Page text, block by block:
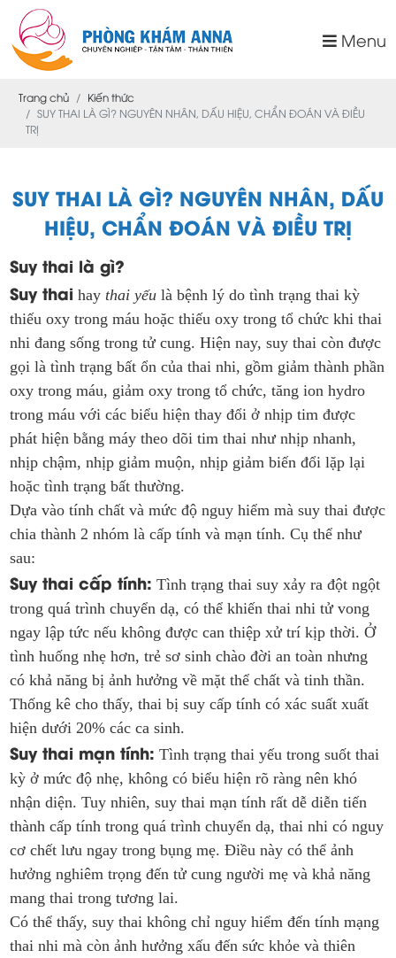
Menu
Trang chủ
Kiến thức
SUY THAI LÀ GÌ? NGUYÊN NHÂN, DẤU HIỆU, CHẨN ĐOÁN VÀ ĐIỀU
TRỊ
SUY THAI LÀ GÌ? NGUYÊN NHÂN, DẤU
HIỆU, CHẨN ĐOÁN VÀ ĐIỀU TRỊ
Suy thai là gì?
Suy thai hay thai yếu là bệnh lý do tình trạng thai kỳ
thiếu oxy trong máu hoặc thiếu oxy trong tổ chức khi thai
nhi đang sống trong tử cung. Hiện nay, suy thai còn được
gọi là tình trạng bất ổn của thai nhi, gồm giảm thành phần
oxy trong máu, giảm oxy trong tổ chức, tăng ion hydro
trong máu với các biểu hiện thay đổi ở nhịp tim được
phát hiện bằng máy theo dõi tim thai như nhịp nhanh,
nhịp chậm, nhịp giảm muộn, nhịp giảm biến đổi lặp lại
hoặc tình trạng bất thường.
Dựa vào tính chất và mức độ nguy hiểm mà suy thai được
chia thành 2 nhóm là cấp tính và mạn tính. Cụ thể như
sau:
Suy thai cấp tính: Tình trạng thai suy xảy ra đột ngột
trong quá trình chuyển dạ, có thể khiến thai nhi tử vong
ngay lập tức nếu không được can thiệp xử trí kịp thời. Ở
tình huống nhẹ hơn, trẻ sơ sinh chào đời an toàn nhưng
có khả năng bị ảnh hưởng về mặt thể chất và tinh thần.
Thống kê cho thấy, thai bị suy cấp tính có xác suất xuất
hiện dưới 20% các ca sinh.
Suy thai mạn tính: Tình trạng thai yếu trong suốt thai
kỳ ở mức độ nhẹ, không có biểu hiện rõ ràng nên khó
nhận diện. Tuy nhiên, suy thai mạn tính rất dễ diễn tiến
thành cấp tính trong quá trình chuyển dạ, thai nhi có nguy
cơ chết lưu ngay trong bụng mẹ. Điều này có thể ảnh
hưởng nghiêm trọng đến tử cung người mẹ và khả năng
mang thai trong tương lai.
Có thể thấy, suy thai không chỉ nguy hiểm đến tính mạng
thai nhi mà còn ảnh hưởng xấu đến sức khỏe và thiên